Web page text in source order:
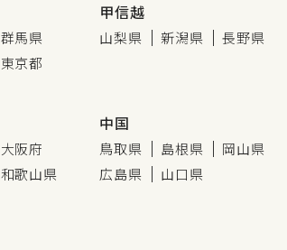
群馬県
東京都
甲信越
山梨県 新潟県 長野県
大阪府
和歌山県
中国
鳥取県 島根県
岡山県
広島県
山口県